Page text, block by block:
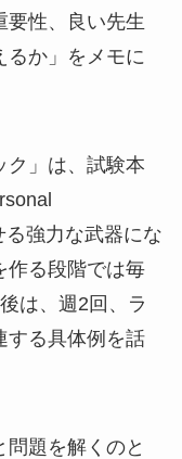
要性、良い先生
るか」をメモに
ク」は、試験本
強力な武器にな
作る段階では毎
は、週2回、ラ
する具体例を話
題を解くのと